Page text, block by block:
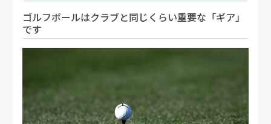
ゴルフボールはクラブと同じくらい重要な「ギア」
です